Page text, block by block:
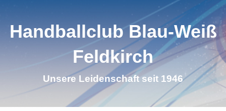
Handballclub Blau-Weiß
Feldkirch
Unsere Leidenschaft seit 1946